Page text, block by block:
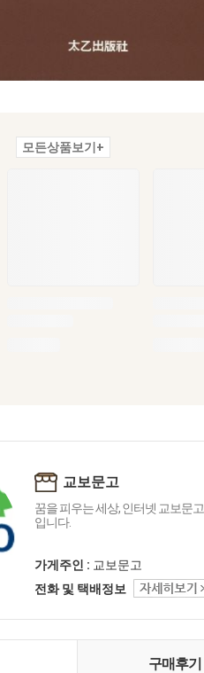
모든상품보기+
교보문고
꿈을 피우는 세상, 인터넷 교보문고
입니다.
가게주인 : 교보문고
전화 및 택배정보
구매후기